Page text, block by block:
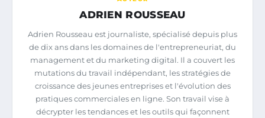
ADRIEN ROUSSEAU
Adrien Rousseau est journaliste, spécialisé depuis plus
de dix ans dans les domaines de l'entrepreneuriat, du
management et du marketing digital. Il a couvert les
mutations du travail indépendant, les stratégies de
croissance des jeunes entreprises et l'évolution des
pratiques commerciales en ligne. Son travail vise à
décrypter les tendances et les outils qui façonnent